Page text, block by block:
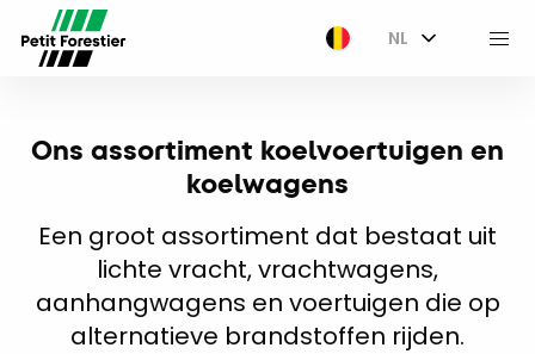
NL
Ons assortiment koelvoertuigen en
koelwagens
Een groot assortiment dat bestaat uit
lichte vracht, vrachtwagens,
aanhangwagens en voertuigen die op
alternatieve brandstoffen rijden.